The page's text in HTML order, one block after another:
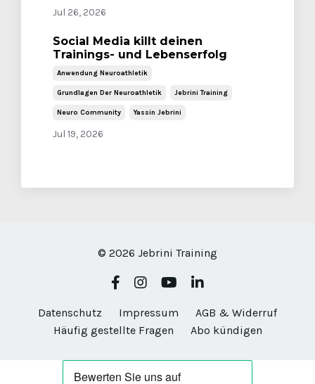
Jul 26, 2026
Social Media killt deinen
Trainings- und Lebenserfolg
Anwendung Neuroathletik
Grundlagen Der Neuroathletik Jebrini Training
Neuro Community Yassin Jebrini
Jul 19, 2026
© 2026 Jebrini Training
Datenschutz Impressum
AGB & Widerruf
Häufig gestellte Fragen
Abo kündigen